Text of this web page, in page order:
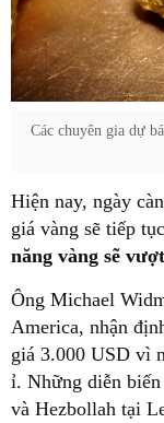
Các chuyên gia dự
Hiện nay, ngày
giá vàng sẽ tiếp
năng vàng sẽ
Ông Michael
America, nhận
giá 3.000 USD vì
ỉ. Những diễn
và Hezbollah tại